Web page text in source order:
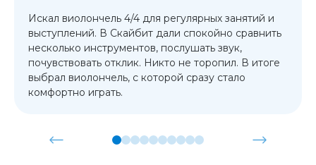
Искал виолончель 4/4 для регулярных занятий и
выступлений. В Скайбит дали спокойно сравнить
несколько инструментов, послушать звук,
почувствовать отклик. Никто не торопил. В итоге
выбрал виолончель, с которой сразу стало
комфортно играть.